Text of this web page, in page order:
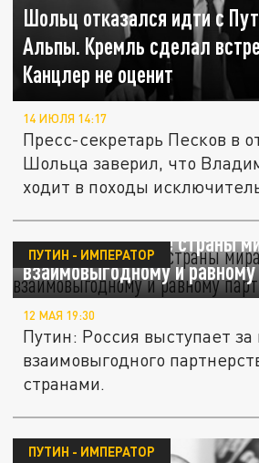
Шольц отказался идти с
Альпы. Кремль сделал
Канцлер не оценит
14 ИЮЛЯ 14:17
Пресс-секретарь Песков в
Шольца заверил, что
ходит в походы
Путин призвал все страны
взаимовыгодному и равному
ПУТИН - ИМПЕРАТОР
12 МАЯ 19:30
Путин: Россия выступает
взаимовыгодного
странами.
ПУТИН - ИМПЕРАТОР